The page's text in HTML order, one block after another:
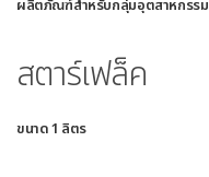
ผลิตภัณฑ์สำหรับกลุ่มอุตสาหกรรม
สตาร์เฟล็ค
ขนาด 1 ลิตร